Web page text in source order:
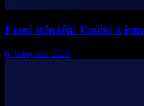
Psaní scénářů: Umění a
6. listopadu 2023